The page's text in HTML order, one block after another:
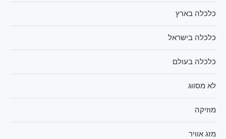
כלכלה בארץ
כלכלה בישראל
כלכלה בעולם
לא מסווג
מוזיקה
מזג אוויר